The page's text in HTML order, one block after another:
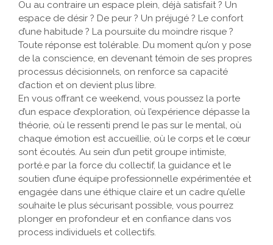
on agit. Un espace de manque ?
Ou au contraire un espace plein, déjà satisfait ? Un
espace de désir ? De peur ? Un préjugé ? Le confort
d’une habitude ? La poursuite du moindre risque ?
Toute réponse est tolérable. Du moment qu’on y pose
de la conscience, en devenant témoin de ses propres
processus décisionnels, on renforce sa capacité
d’action et on devient plus libre.
En vous offrant ce weekend, vous poussez la porte
d’un espace d’exploration, où l’expérience dépasse la
théorie, où le ressenti prend le pas sur le mental, où
chaque émotion est accueillie, où le corps et le cœur
sont écoutés. Au sein d’un petit groupe intimiste,
porté.e par la force du collectif, la guidance et le
soutien d’une équipe professionnelle expérimentée et
engagée dans une éthique claire et un cadre qu’elle
souhaite le plus sécurisant possible, vous pourrez
plonger en profondeur et en confiance dans vos